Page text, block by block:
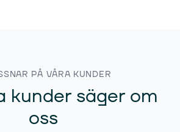
PÅ VÅRA KUNDER
kunder säger om
oss